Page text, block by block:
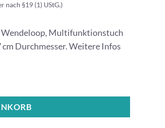
§19 (1) UStG.)
Wendeloop, Multifunktionstuch
Durchmesser. Weitere Infos